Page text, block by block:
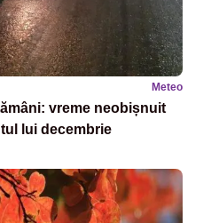
Meteo
vreme neobișnuit
lui decembrie